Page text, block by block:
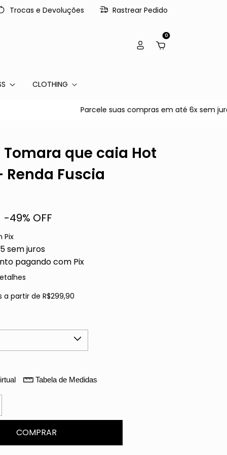
Trocas e Devoluções Rastrear Pedido
0
CLOTHING
Parcele suas compras em até 6x sem juros no
que caia Hot
Renda Fuscia
-49% OFF
Pix
sem juros
pagando com Pix
a partir de R$299,90
Tabela de Medidas